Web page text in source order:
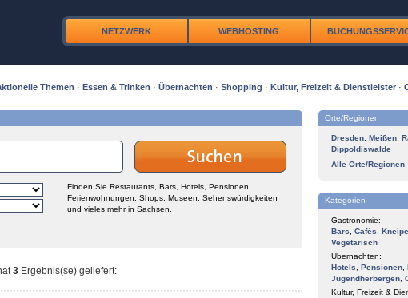
NETZWERK WEBHOSTING
Themen · Essen & Trinken · Übernachten · Shopping · Kultur, Freizeit & Dienstleister ·
Finden Sie Restaurants, Bars, Hotels, Pensionen,
Ferienwohnungen, Shops, Museen, Sehenswürdigkeiten
und vieles mehr in Sachsen.
3 Ergebnis(se) geliefert:
Orte/Regionen
Dresden Meißen
Dippoldiswalde
Alle Orte/Regionen
Kategorien
Gastronomie:
Bars
Cafés
Vegetarisch
Übernachten:
Hotels
Pensionen
Jugendherbergen
Kultur, Freizeit &